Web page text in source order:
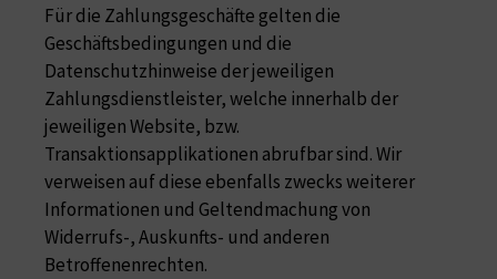
Für die Zahlungsgeschäfte gelten die
Geschäftsbedingungen und die
Datenschutzhinweise der jeweiligen
Zahlungsdienstleister, welche innerhalb der
jeweiligen Website, bzw.
Transaktionsapplikationen abrufbar sind. Wir
verweisen auf diese ebenfalls zwecks weiterer
Informationen und Geltendmachung von
Widerrufs-, Auskunfts- und anderen
Betroffenenrechten.